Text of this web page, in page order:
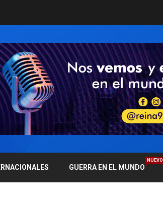
GUERRA EN EL MUNDO
NUEVO